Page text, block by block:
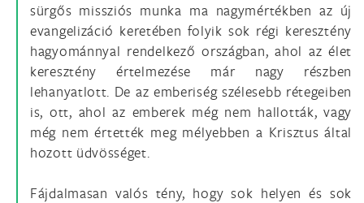
sürgős missziós munka ma nagymértékben az új
evangelizáció keretében folyik sok régi keresztény
hagyománnyal rendelkező országban, ahol az élet
keresztény értelmezése már nagy részben
lehanyatlott. De az emberiség szélesebb rétegeiben
is, ott, ahol az emberek még nem hallották, vagy
még nem értették meg mélyebben a Krisztus által
hozott üdvösséget.
Fájdalmasan valós tény, hogy sok helyen és sok